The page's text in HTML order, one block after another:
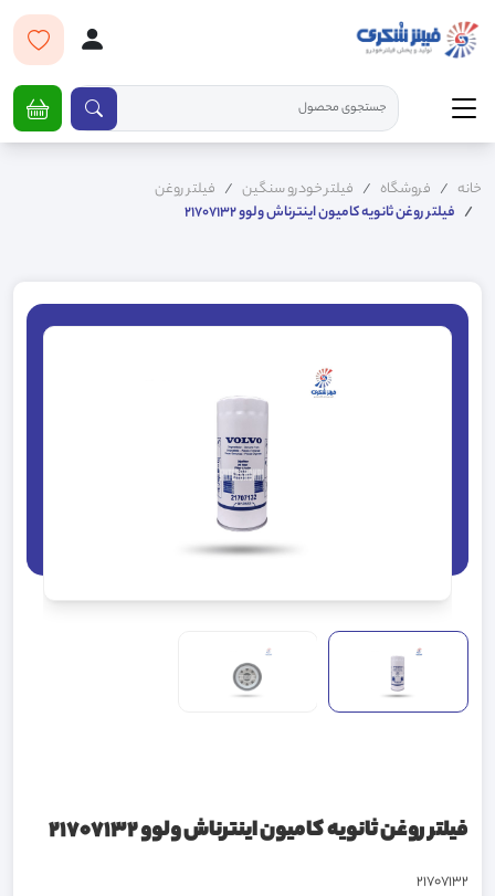
خانه فروشگاه فیلتر خودرو سنگین
فیلتر روغن
فیلتر روغن ثانویه کامیون اینترناش ولوو 21707132
فیلتر روغن ثانویه کامیون اینترناش ولوو 21707132
21707132